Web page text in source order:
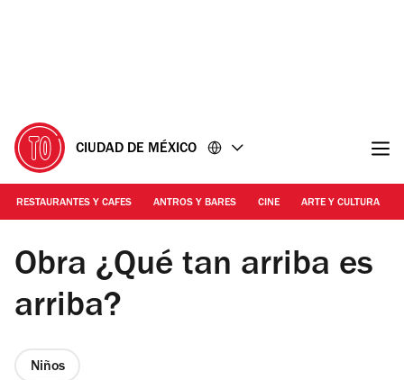
CIUDAD DE MÉXICO
RESTAURANTES Y CAFES ANTROS Y BARES CINE ARTE Y CULTURA
Foto: Cortesía producción/Abraham Piña
Obra ¿Qué tan arriba es
arriba?
Niños